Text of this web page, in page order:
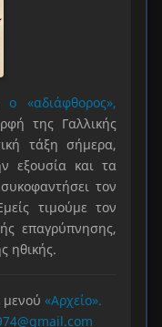
ο «αδιάφθορος»,
της Γαλλικής
τάξη σήμερα,
εξουσία και τα
τον
τιμούμε τον
επαγρύπνησης,
ηθικής.
μενού «Αρχείο».